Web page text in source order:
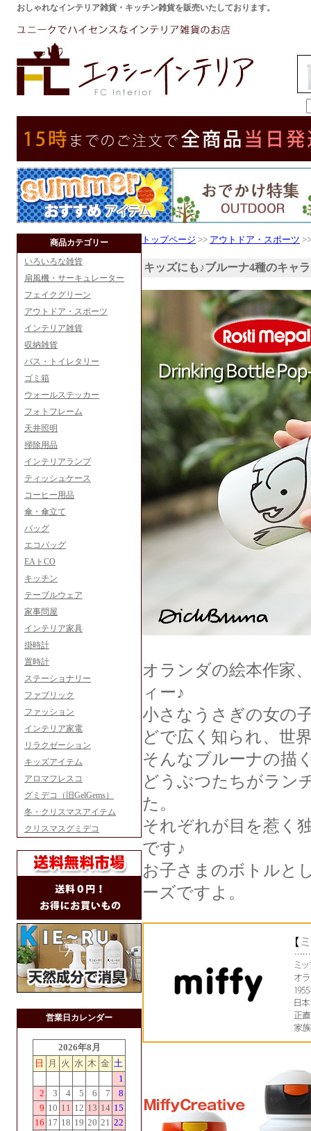
おしゃれなインテリア雑貨・キッチン雑貨を販売いたしております。
商品カテゴリー
いろいろな雑貨
扇風機・サーキュレーター
フェイクグリーン
アウトドア・スポーツ
インテリア雑貨
収納雑貨
バス・トイレタリー
ゴミ箱
ウォールステッカー
フォトフレーム
天井照明
掃除用品
インテリアランプ
ティッシュケース
コーヒー用品
傘・傘立て
バッグ
エコバッグ
EAトCO
キッチン
テーブルウェア
家事問屋
インテリア家具
掛時計
置時計
ステーショナリー
ファブリック
ファッション
インテリア家電
リラクゼーション
キッズアイテム
アロマフレスコ
グミデコ（旧GelGems）
冬・クリスマスアイテム
クリスマスグミデコ
営業日カレンダー
2026年8月
日
月 火 水 木 金 土
1
2
3 4 5 6 7
8
9 10 11 12 13 14 15
16 17 18 19 20 21 22
トップページ >> アウトドア・スポーツ
キッズにも♪ブルーナ4種のキャ
オランダの絵本作家
ィー♪
小さなうさぎの女の
どで広く知られ、世
そんなブルーナの描
どうぶつたちがラン
た。
それぞれが目を惹く
です♪
お子さまのボトルと
ーズですよ。